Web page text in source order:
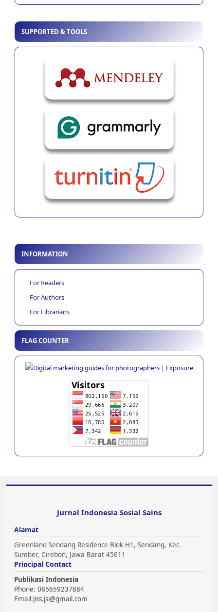
SUPPORTED & TOOLS
INFORMATION
For Readers
For Authors
For Librarians
FLAG COUNTER
Jurnal Indonesia Sosial Sains
Alamat
Greenland Sendang Residence Blok H1, Sendang, Kec.
Sumber, Cirebon, Jawa Barat 45611
Principal Contact
Publikasi Indonesia
Phone: 085659237884
Email:jiss.jsi@gmail.com